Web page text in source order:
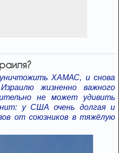
ХАМАС, и снова
жизненно важного
не может удивить
у США очень долгая и
от союзников в тяжёлую